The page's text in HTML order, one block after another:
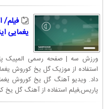
یغمایی
ورزش سه | صفحه رسمی المپیک
استفاده از موزیک گل یخ کوروش
داد. ویدیو آهنگ گل یخ کوروش
پاریس,فیلم استفاده از آهنگ گل یخ